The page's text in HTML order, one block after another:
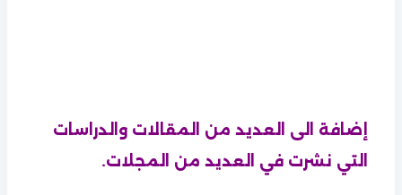
إضافة الى العديد من المقالات والدراسات
التي نشرت في العديد من المجلات.